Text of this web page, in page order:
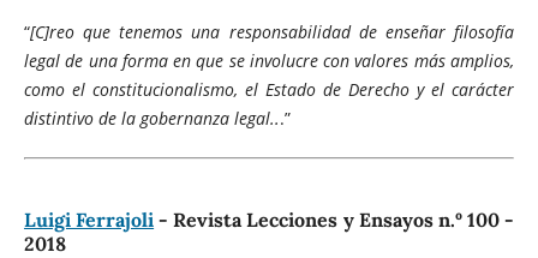
“[C]reo que tenemos una responsabilidad de enseñar filosofía
legal de una forma en que se involucre con valores más amplios,
como el constitucionalismo, el Estado de Derecho y el carácter
distintivo de la gobernanza legal...”
Luigi Ferrajoli - Revista Lecciones y Ensayos n.º 100 -
2018